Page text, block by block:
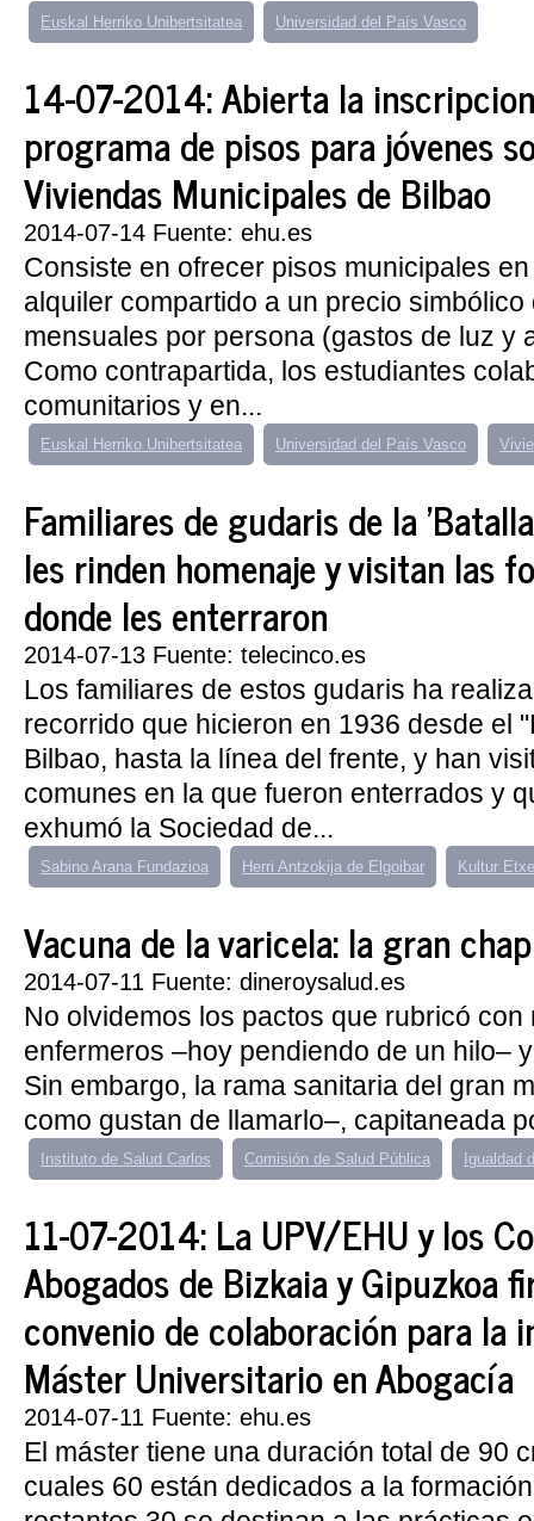
Euskal Herriko Unibertsitatea Universidad del País Vasco
14-07-2014: Abierta la
programa de pisos para jóvenes
Viviendas Municipales de Bilbao
2014-07-14 Fuente: ehu.es
Consiste en ofrecer pisos municipales
alquiler compartido a un precio simbólico
mensuales por persona (gastos de luz y
Como contrapartida, los estudiantes
comunitarios y en...
Euskal Herriko Unibertsitatea Universidad del País Vasco
Familiares de gudaris de la
les rinden homenaje y visitan las
donde les enterraron
2014-07-13 Fuente: telecinco.es
Los familiares de estos gudaris ha
recorrido que hicieron en 1936 desde el
Bilbao, hasta la línea del frente, y han
comunes en la que fueron enterrados y
exhumó la Sociedad de...
Sabino Arana Fundazioa Herri Antzokija de Elgoibar Kultur
Vacuna de la varicela: la gran
2014-07-11 Fuente: dineroysalud.es
No olvidemos los pactos que rubricó con
enfermeros –hoy pendiendo de un hilo–
Sin embargo, la rama sanitaria del gran
como gustan de llamarlo–, capitaneada
Instituto de Salud Carlos Comisión de Salud Pública Igualdad
11-07-2014: La UPV/EHU y los
Abogados de Bizkaia y Gipuzkoa
convenio de colaboración para la
Máster Universitario en Abogacía
2014-07-11 Fuente: ehu.es
El máster tiene una duración total de 90
cuales 60 están dedicados a la